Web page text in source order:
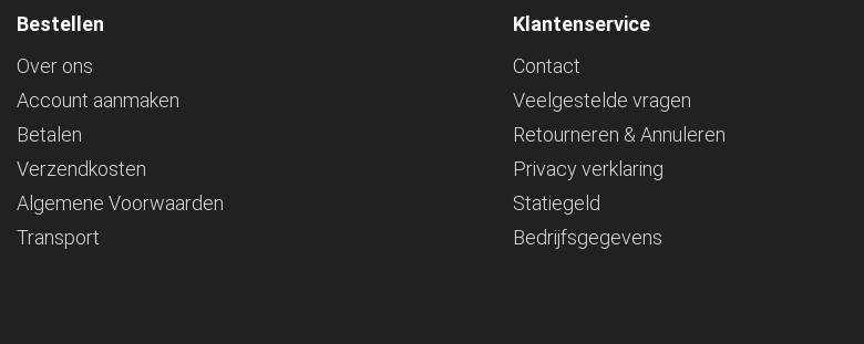
Bestellen
Over ons
Account aanmaken
Betalen
Verzendkosten
Algemene Voorwaarden
Transport
Klantenservice
Contact
Veelgestelde vragen
Retourneren & Annuleren
Privacy verklaring
Statiegeld
Bedrijfsgegevens